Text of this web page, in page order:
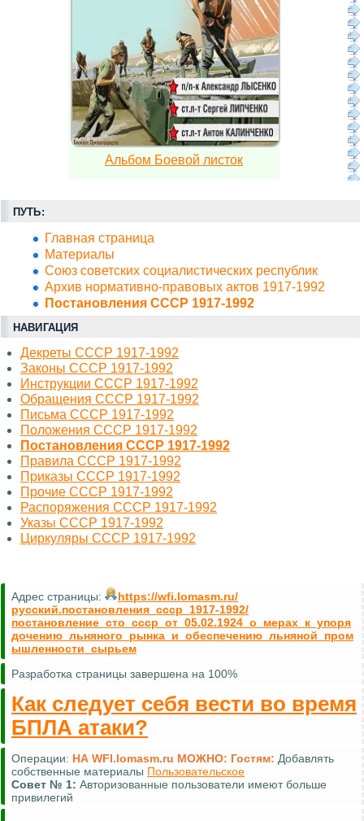
Альбом Боевой листок
ПУТЬ:
Главная страница
Материалы
Союз советских социалистических республик
Архив нормативно-правовых актов 1917-1992
Постановления СССР 1917-1992
НАВИГАЦИЯ
Декреты СССР 1917-1992
Законы СССР 1917-1992
Инструкции СССР 1917-1992
Обращения СССР 1917-1992
Письма СССР 1917-1992
Положения СССР 1917-1992
Постановления СССР 1917-1992
Правила СССР 1917-1992
Приказы СССР 1917-1992
Прочие СССР 1917-1992
Распоряжения СССР 1917-1992
Указы СССР 1917-1992
Циркуляры СССР 1917-1992
Адрес страницы:
https://wfi.lomasm.ru/
русский.постановления_ссср_1917-1992/
постановление_сто_ссср_от_05.02.1924_о_мерах_к_упоря
дочению_льняного_рынка_и_обеспечению_льняной_пром
ышленности_сырьем
Разработка страницы завершена на 100%
Как следует себя вести во время
БПЛА атаки?
Операции: НА WFI.lomasm.ru МОЖНО: Гостям: Добавлять
собственные материалы Пользовательское
Совет № 1: Авторизованные пользователи имеют больше
привилегий